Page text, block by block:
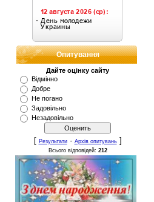
Опитування
Дайте оцінку сайту
Відмінно
Добре
Не погано
Задовільно
Незадовільно
[ Результати· Архів опитувань]
Всього відповідей: 212